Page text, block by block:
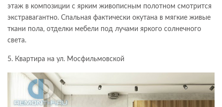
этаж в композиции с ярким живописным полотном смотрится
экстравагантно. Спальная фактически окутана в мягкие живые
ткани пола, отделки мебели под лучами яркого солнечного
света.
5. Квартира на ул. Мосфильмовской